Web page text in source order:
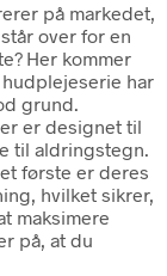
på markedet,
over for en
Her kommer
har
grund.
er designet til
til aldringstegn.
første er deres
hvilket sikrer,
maksimere
på, at du